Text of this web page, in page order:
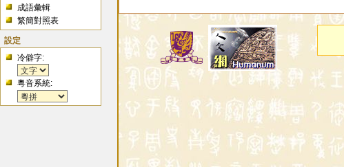
成語彙輯
繁簡對照表
設定
冷僻字:
粵音系統: